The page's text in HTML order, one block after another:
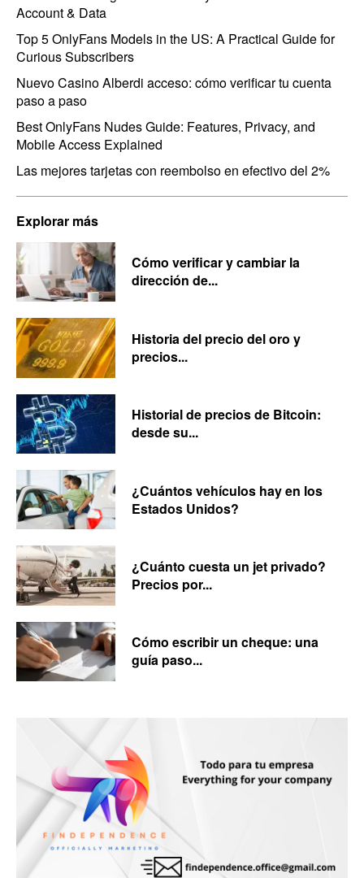
Account & Data
Top 5 OnlyFans Models in the US: A Practical Guide for
Curious Subscribers
Nuevo Casino Alberdi acceso: cómo verificar tu cuenta
paso a paso
Best OnlyFans Nudes Guide: Features, Privacy, and
Mobile Access Explained
Las mejores tarjetas con reembolso en efectivo del 2%
Explorar más
Cómo verificar y cambiar la
dirección de...
Historia del precio del oro y
precios...
Historial de precios de Bitcoin:
desde su...
¿Cuántos vehículos hay en los
Estados Unidos?
¿Cuánto cuesta un jet privado?
Precios por...
Cómo escribir un cheque: una
guía paso...